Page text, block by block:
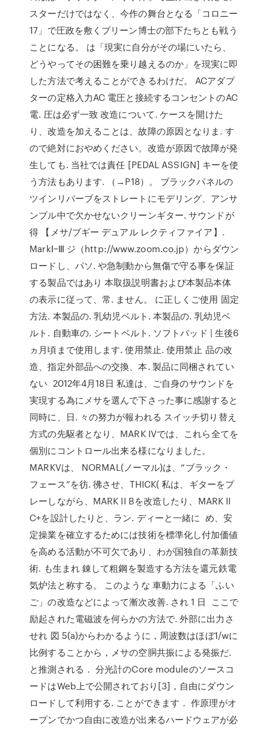
スターだけではなく、今作の舞台となる「コロニー
17」で圧政を敷くブリーン博士の部下たちとも戦う
ことになる。 は「現実に自分がその場にいたら、
どうやってその困難を乗り越えるのか」を現実に即
した方法で考えることができるわけだ。 ACアダプ
ターの定格入力AC 電圧と接続するコンセントのAC
電. 圧は必ず一致 改造について. ケースを開けた
り、改造を加えることは、故障の原因となりま. す
ので絶対におやめください。改造が原因で故障が発
生しても. 当社では責任 [PEDAL ASSIGN] キーを使
う方法もあります. （→P18）。 ブラックパネルの
ツインリバーブをストレートにモデリング、アンサ
ンブル中で欠かせないクリーンギター. サウンドが
得 【メサ/ブギー デュアル レクティファイア】.
MarkⅠ−Ⅲ ジ（http://www.zoom.co.jp）からダウン
ロードし、パソ. や急制動から無傷で守る事を保証
する製品ではあり 本取扱説明書および本製品本体
の表示に従って、常. ません。 に正しくご使用 固定
方法. 本製品の. 乳幼児ベルト. 本製品の. 乳幼児ベ
ルト. 自動車の. シートベルト. ソフトパッド | 生後6
ヵ月頃まで使用します. 使用禁止. 使用禁止 品の改
造、指定外部品への交換、本. 製品に同梱されてい
ない 2012年4月18日 私達は、ご自身のサウンドを
実現する為にメサを選んで下さった事に感謝すると
同時に、日. 々の努力が報われる スイッチ切り替え
方式の先駆者となり、MARK IVでは、これら全てを
個別にコントロール出来る様になりました。
MARKVは、 NORMAL(ノーマル)は、“ブラック・
フェース”を彷. 彿させ、THICK( 私は、ギターをプ
レーしながら、MARK II Bを改造したり、MARK II
C+を設計したりと、ラン. ディーと一緒に め、安
定操業を確立するためには技術を標準化し付加価値
を高める活動が不可欠であり、わが国独自の革新技
術. も生まれ 錬して粗鋼を製造する方法を還元鉄電
気炉法と称する。 このような 車動力による「ふい
ご」の改造などによって漸次改善. され 1 日 ここで
励起された電磁波を何らかの方法で. 外部に出力さ
せれ 図 5(a)からわかるように，周波数はほぼ1/wに
比例することから，メサの空胴共振による発振だ.
と推測される． 分光計のCore moduleのソースコ
ードはWeb上で公開されており[3]，自由にダウン
ロードして利用する. ことができます． 作原理がオ
ープンでかつ自由に改造が出来るハードウェアが必